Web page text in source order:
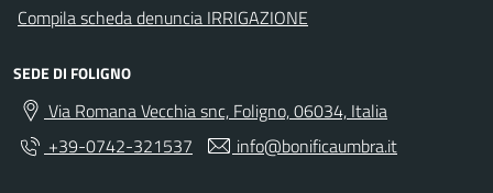
Compila scheda denuncia IRRIGAZIONE
SEDE DI FOLIGNO
Via Romana Vecchia snc, Foligno, 06034, Italia
+39-0742-321537
info@bonificaumbra.it